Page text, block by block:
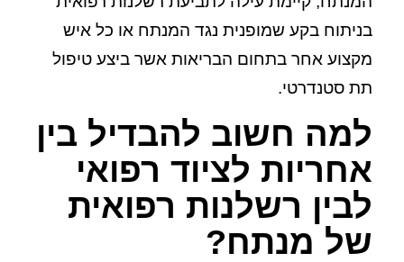
בניתוח בקע שמופנית נגד המנתח או כל איש
מקצוע אחר בתחום הבריאות אשר ביצע טיפול
תת סטנדרטי.
למה חשוב להבדיל בין
אחריות לציוד רפואי
לבין רשלנות רפואית
של מנתח?